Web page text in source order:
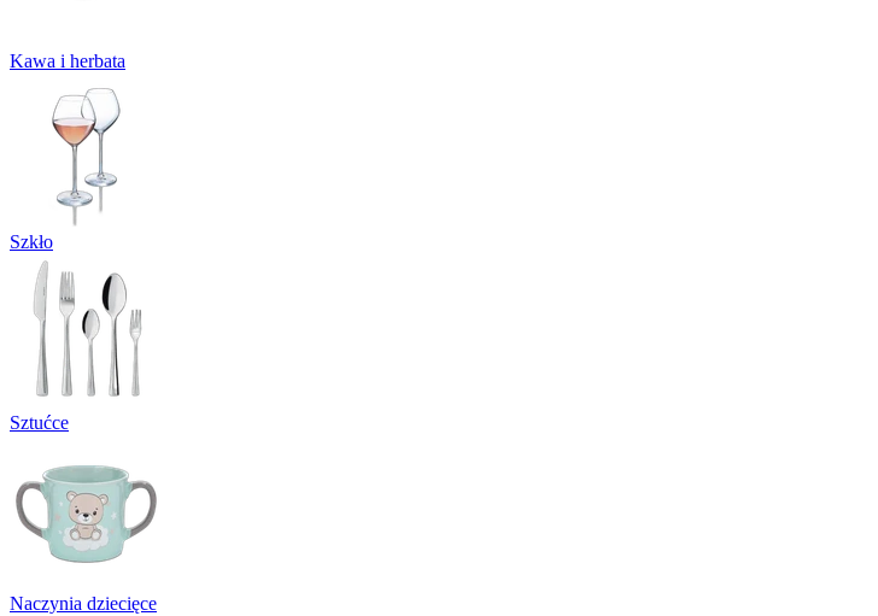
Kawa i herbata
Szkło
Sztućce
Naczynia dziecięce